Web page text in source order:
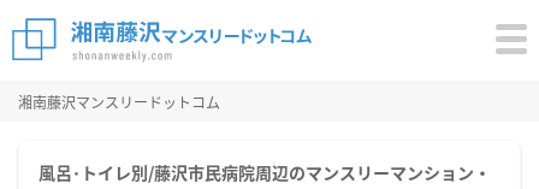
湘南藤沢マンスリードットコム
風呂･トイレ別/藤沢市民病院周辺のマンスリーマンション・